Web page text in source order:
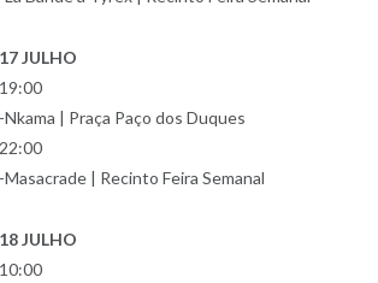
17 JULHO
19:00
-Nkama | Praça Paço dos Duques
22:00
-Masacrade | Recinto Feira Semanal
18 JULHO
10:00